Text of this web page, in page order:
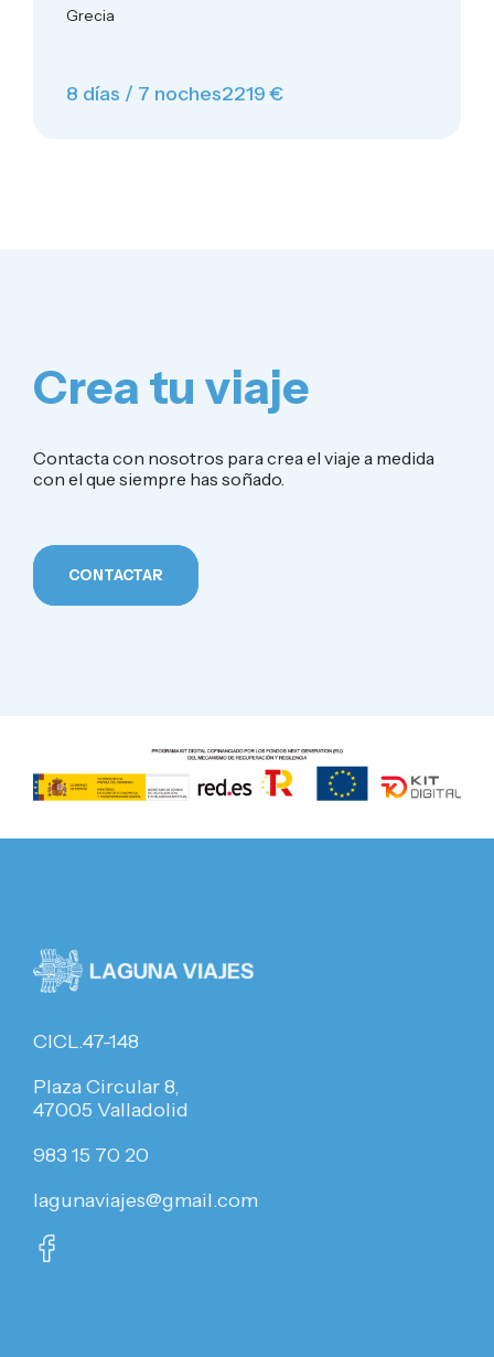
Grecia
8 días / 7 noches2219 €
Crea tu viaje
Contacta con nosotros para crea el viaje a medida
con el que siempre has soñado.
CONTACTAR
CICL.47-148
Plaza Circular 8,
47005 Valladolid
983 15 70 20
lagunaviajes@gmail.com